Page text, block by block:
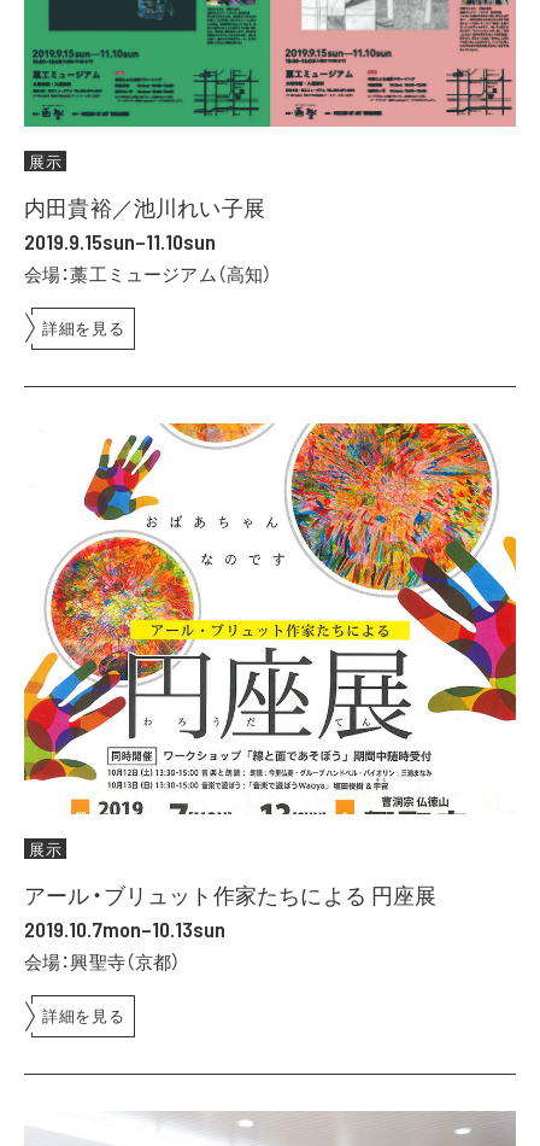
展示
内田貴裕／池川れい子展
2019.9.15sun–11.10sun
会場：藁工ミュージアム（高知）
詳細を見る
展示
アール・ブリュット作家たちによる 円座展
2019.10.7mon–10.13sun
会場：興聖寺（京都）
詳細を見る